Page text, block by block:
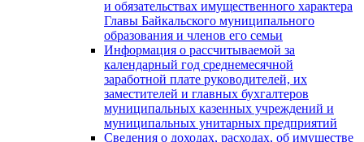
и обязательствах имущественного характера
Главы Байкальского муниципального
образования и членов его семьи
Информация о рассчитываемой за
календарный год среднемесячной
заработной плате руководителей, их
заместителей и главных бухгалтеров
муниципальных казенных учреждений и
муниципальных унитарных предприятий
Сведения о доходах, расходах, об имуществе